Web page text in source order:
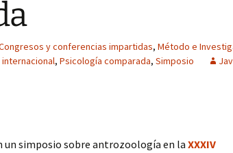
Occidental
(Brasil)
programas de IAA (2016)Actitudes hacia las IAA
y conferencias impartidas, Método e
, Psicología comparada, Simposio
un simposio sobre antrozoología en la XXXIV